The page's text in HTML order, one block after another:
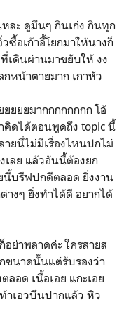
ะ ดูมึนๆ กินเก่ง กินทุก
ซื้อเก้าอี้โยกมาให้นางก็
เดินผ่านมาขยับให้ งง
หน้าตายมาก เกาหัว
ยยมากกกกกกกก โอ้
คิดได้ตอนพูดถึง topic นี้
ยนี่ไม่มีเรื่องไหนปกไม่
เลย แล้วอันนี้้ต้องยก
นี้บรีฟปกดีตลอด ยิ่งงาน
งๆ ยิ่งทำได้ดี อยากได้
าพลาดค่ะ ใครสายส
ขนาดนั้นแต่รับรองว่า
อด เนื้อเอย แกะเอย
าเอวบึนปากแล้ว หิว